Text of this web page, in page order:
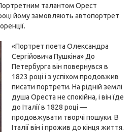
талантом Орест
йому замовляють автопортрет
«Портрет поета Олександра
Сергійовича Пушкіна» До
Петербурга він повернувся в
1823 році і з успіхом продовжив
писати портрети. На рідній землі
душа Ореста не спокійна, і він їде
до Італії в 1828 році —
продовжувати творчі пошуки. В
Італії він і прожив до кінця життя.